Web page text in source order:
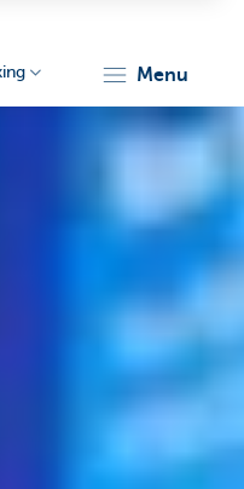
menu